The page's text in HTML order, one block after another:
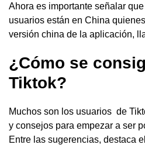
Ahora es importante señalar
usuarios están en China
versión china de la aplicación,
¿Cómo se
Tiktok?
Muchos son los usuarios de
y consejos para empezar a ser
Entre las sugerencias, destaca